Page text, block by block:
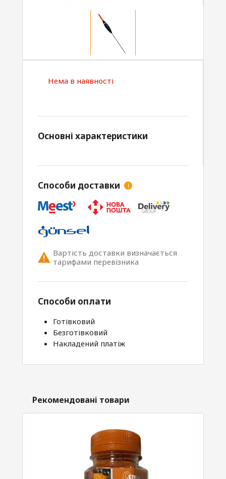
Нема в наявності
Основні характеристики
Способи доставки i
Вартість доставки визначається
тарифами перевізника
Способи оплати
Готівковий
Безготівковий
Накладений платіж
Рекомендовані товари